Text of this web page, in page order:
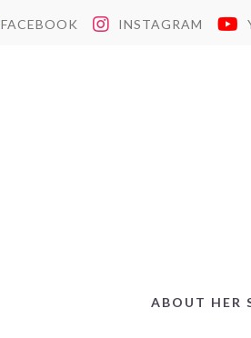
FACEBOOK INSTAGRAM
ABOUT HER